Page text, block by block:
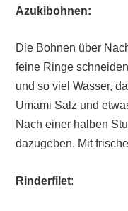
Azukibohnen:
Die Bohnen über
feine Ringe
und so viel Wasser,
Umami Salz und
Nach einer halben
dazugeben. Mit
Rinderfilet: